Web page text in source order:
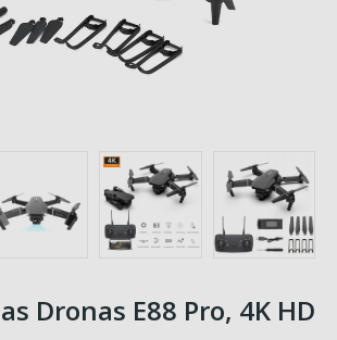
Dronas E88 Pro, 4K HD